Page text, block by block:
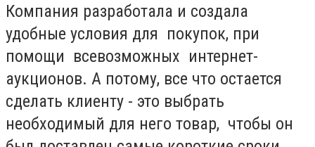
Компания разработала и создала
удобные условия для покупок, при
помощи всевозможных интернет-
аукционов. А потому, все что остается
сделать клиенту - это выбрать
необходимый для него товар, чтобы он